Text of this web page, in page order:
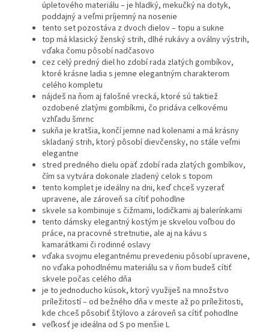
úpletového materiálu – je hladký, mekučký na dotyk,
poddajný a veľmi príjemný na nosenie
tento set pozostáva z dvoch dielov – topu a sukne
top má klasický ženský strih, dlhé rukávy a oválny výstrih,
vďaka čomu pôsobí nadčasovo
cez celý predný diel ho zdobí rada zlatých gombíkov,
ktoré krásne ladia s jemne elegantným charakterom
celého kompletu
nájdeš na ňom aj falošné vrecká, ktoré sú taktiež
ozdobené zlatými gombíkmi, čo pridáva celkovému
vzhľadu šmrnc
sukňa je kratšia, končí jemne nad kolenami a má krásny
skladaný strih, ktorý pôsobí dievčensky, no stále veľmi
elegantne
stred predného dielu opäť zdobí rada zlatých gombíkov,
čím sa vytvára dokonale zladený celok s topom
tento komplet je ideálny na dni, keď chceš vyzerať
upravene, ale zároveň sa cítiť pohodlne
skvele sa kombinuje s čižmami, lodičkami aj balerínkami
tento dámsky elegantný kostým je skvelou voľbou do
práce, na pracovné stretnutie, ale aj na kávu s
kamarátkami či rodinné oslavy
vďaka svojmu elegantnému prevedeniu pôsobí upravene,
no vďaka pohodlnému materiálu sa v ňom budeš cítiť
skvele počas celého dňa
je to jednoducho kúsok, ktorý využiješ na množstvo
príležitostí – od bežného dňa v meste až po príležitosti,
kde chceš pôsobiť štýlovo a zároveň sa cítiť pohodlne
veľkosť je ideálna od S po menšie L